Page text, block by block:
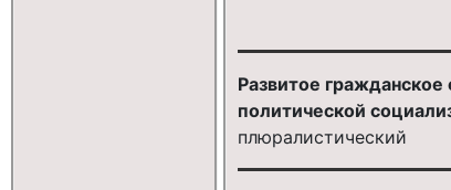
Развитое
политической
плюралистический